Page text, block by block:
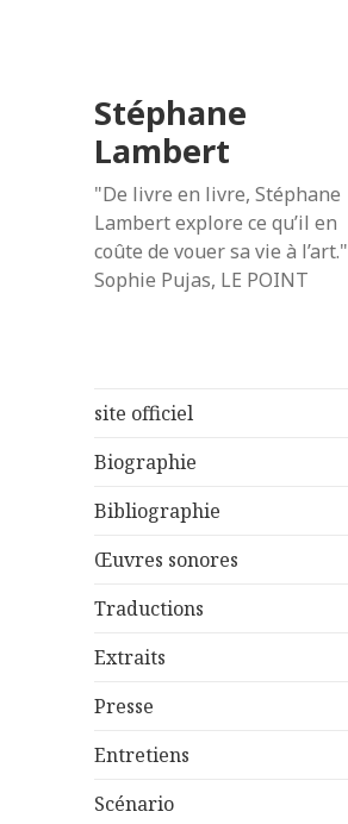
Stéphane
Lambert
"De livre en livre, Stéphane
Lambert explore ce qu’il en
coûte de vouer sa vie à l’art."
Sophie Pujas, LE POINT
site officiel
Biographie
Bibliographie
Œuvres sonores
Traductions
Extraits
Presse
Entretiens
Scénario